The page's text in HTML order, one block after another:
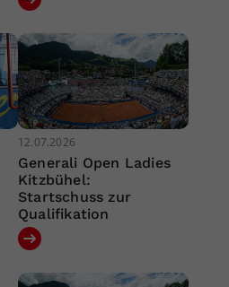
12.07.2026
Generali Open Ladies
Kitzbühel:
Startschuss zur
Qualifikation